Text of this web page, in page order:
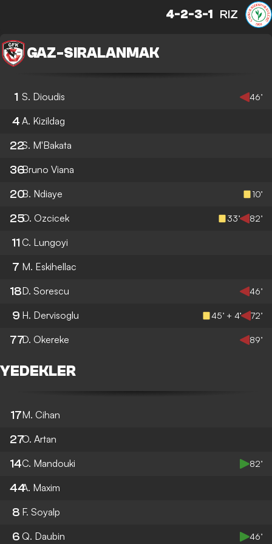
4-2-3-1 RIZ
GAZ-SIRALANMAK
1 S. Dioudis 46’
4 A. Kizildag
22S. M'Bakata
36Bruno Viana
20B. Ndiaye 10’
25O. Ozcicek 33’ 82’
11 C. Lungoyi
7 M. Eskihellac
18D. Sorescu 46’
9 H. Dervisoglu 45’ + 4’ 72’
77D. Okereke 89’
YEDEKLER
17M. Cihan
27O. Artan
14C. Mandouki 82’
44A. Maxim
8 F. Soyalp
6 Q. Daubin 46’